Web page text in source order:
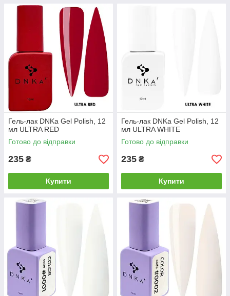
Гель-лак DNKa Gel Polish, 12
мл ULTRA RED
Готово до відправки
235 ₴
Купити
Гель-лак DNKa Gel Polish, 12
мл ULTRA WHITE
Готово до відправки
235 ₴
Купити